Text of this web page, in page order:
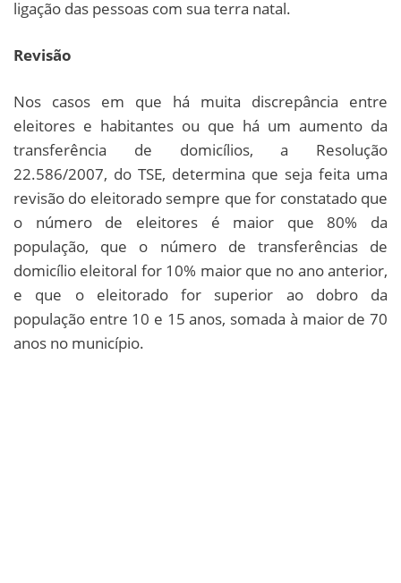
ligação das pessoas com sua terra natal.
Revisão
Nos casos em que há muita discrepância entre
eleitores e habitantes ou que há um aumento da
transferência de domicílios, a Resolução
22.586/2007, do TSE, determina que seja feita uma
revisão do eleitorado sempre que for constatado que
o número de eleitores é maior que 80% da
população, que o número de transferências de
domicílio eleitoral for 10% maior que no ano anterior,
e que o eleitorado for superior ao dobro da
população entre 10 e 15 anos, somada à maior de 70
anos no município.